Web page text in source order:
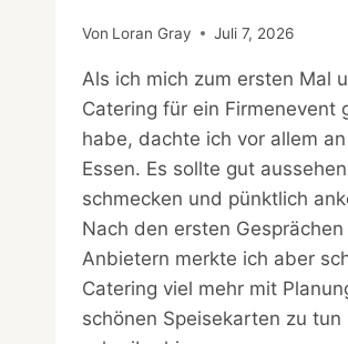
Von Loran Gray Juli 7, 2026
Als ich mich zum ersten Mal
Catering für ein Firmenevent
habe, dachte ich vor allem
Essen. Es sollte gut
schmecken und pünktlich
Nach den ersten
Anbietern merkte ich aber
Catering viel mehr mit
schönen Speisekarten zu tun